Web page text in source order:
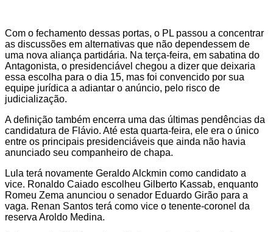
Com o fechamento dessas portas, o PL passou a concentrar
as discussões em alternativas que não dependessem de
uma nova aliança partidária. Na terça-feira, em sabatina do
Antagonista, o presidenciável chegou a dizer que deixaria
essa escolha para o dia 15, mas foi convencido por sua
equipe jurídica a adiantar o anúncio, pelo risco de
judicialização.
A definição também encerra uma das últimas pendências da
candidatura de Flávio. Até esta quarta-feira, ele era o único
entre os principais presidenciáveis que ainda não havia
anunciado seu companheiro de chapa.
Lula terá novamente Geraldo Alckmin como candidato a
vice. Ronaldo Caiado escolheu Gilberto Kassab, enquanto
Romeu Zema anunciou o senador Eduardo Girão para a
vaga. Renan Santos terá como vice o tenente-coronel da
reserva Aroldo Medina.